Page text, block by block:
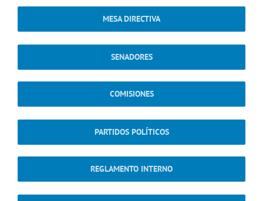
MESA DIRECTIVA
SENADORES
COMISIONES
PARTIDOS POLÍTICOS
REGLAMENTO INTERNO